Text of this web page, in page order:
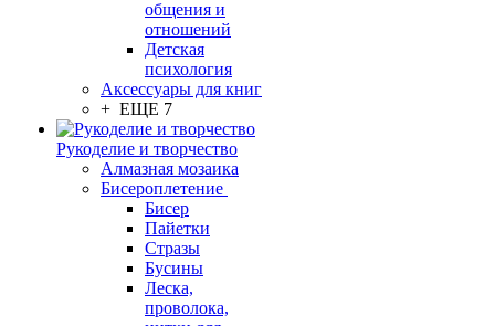
общения и
отношений
Детская
психология
Аксессуары для книг
+ ЕЩЕ 7
Рукоделие и творчество
Алмазная мозаика
Бисероплетение
Бисер
Пайетки
Стразы
Бусины
Леска,
проволока,